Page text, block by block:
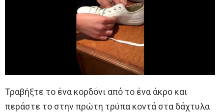
Τραβήξτε το ένα κορδόνι από το ένα άκρο και
περάστε το στην πρώτη τρύπα κοντά στα δάχτυλα